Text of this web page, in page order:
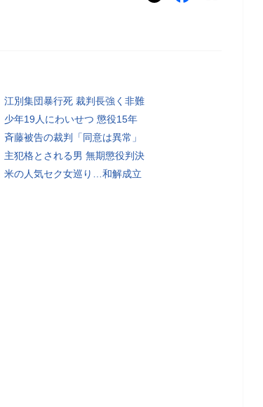
江別集団暴行死 裁判長強く非難
少年19人にわいせつ 懲役15年
斉藤被告の裁判「同意は異常」
主犯格とされる男 無期懲役判決
米の人気セク女巡り…和解成立